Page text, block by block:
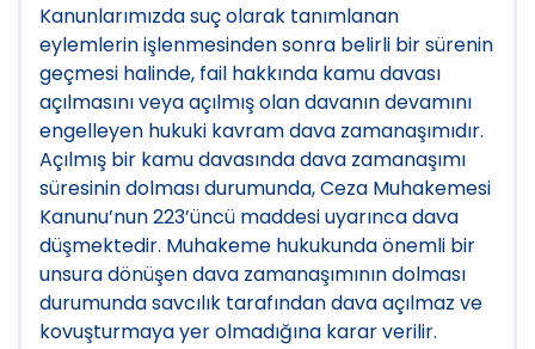
Kanunlarımızda suç olarak tanımlanan
eylemlerin işlenmesinden sonra belirli bir sürenin
geçmesi halinde, fail hakkında kamu davası
açılmasını veya açılmış olan davanın devamını
engelleyen hukuki kavram dava zamanaşımıdır.
Açılmış bir kamu davasında dava zamanaşımı
süresinin dolması durumunda, Ceza Muhakemesi
Kanunu’nun 223’üncü maddesi uyarınca dava
düşmektedir. Muhakeme hukukunda önemli bir
unsura dönüşen dava zamanaşımının dolması
durumunda savcılık tarafından dava açılmaz ve
kovuşturmaya yer olmadığına karar verilir.